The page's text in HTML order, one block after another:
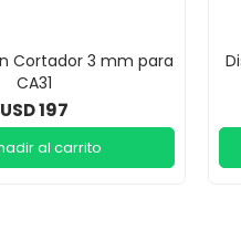
Cortador 3 mm para
CA31
USD197